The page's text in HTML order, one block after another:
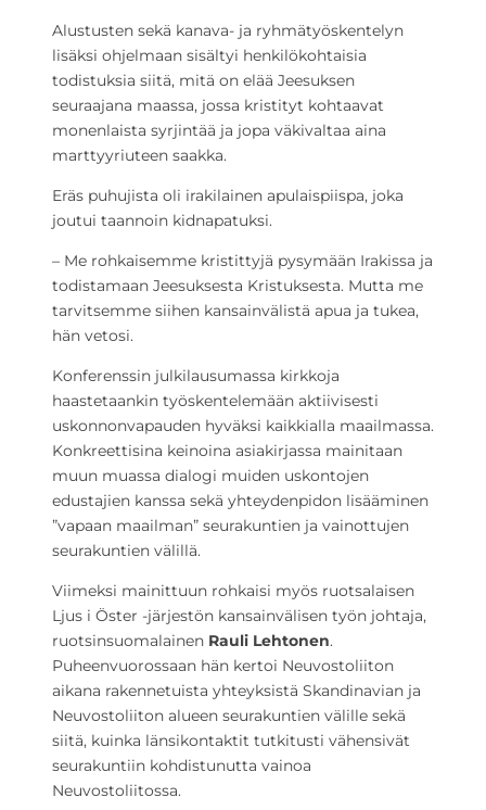
Alustusten sekä kanava- ja ryhmätyöskentelyn
lisäksi ohjelmaan sisältyi henkilökohtaisia
todistuksia siitä, mitä on elää Jeesuksen
seuraajana maassa, jossa kristityt kohtaavat
monenlaista syrjintää ja jopa väkivaltaa aina
marttyyriuteen saakka.
Eräs puhujista oli irakilainen apulaispiispa, joka
joutui taannoin kidnapatuksi.
– Me rohkaisemme kristittyjä pysymään Irakissa ja
todistamaan Jeesuksesta Kristuksesta. Mutta me
tarvitsemme siihen kansainvälistä apua ja tukea,
hän vetosi.
Konferenssin julkilausumassa kirkkoja
haastetaankin työskentelemään aktiivisesti
uskonnonvapauden hyväksi kaikkialla maailmassa.
Konkreettisina keinoina asiakirjassa mainitaan
muun muassa dialogi muiden uskontojen
edustajien kanssa sekä yhteydenpidon lisääminen
”vapaan maailman” seurakuntien ja vainottujen
seurakuntien välillä.
Viimeksi mainittuun rohkaisi myös ruotsalaisen
Ljus i Öster -järjestön kansainvälisen työn johtaja,
ruotsinsuomalainen Rauli Lehtonen.
Puheenvuorossaan hän kertoi Neuvostoliiton
aikana rakennetuista yhteyksistä Skandinavian ja
Neuvostoliiton alueen seurakuntien välille sekä
siitä, kuinka länsikontaktit tutkitusti vähensivät
seurakuntiin kohdistunutta vainoa
Neuvostoliitossa.